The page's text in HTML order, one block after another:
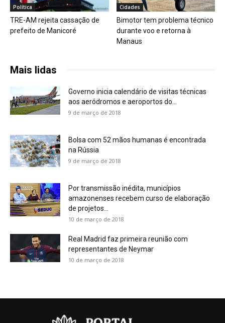
Política
TRE-AM rejeita cassação de
prefeito de Manicoré
Cidades
Bimotor tem problema técnico
durante voo e retorna à
Manaus
Mais lidas
Governo inicia calendário de visitas técnicas
aos aeródromos e aeroportos do...
9 de março de 2018
Bolsa com 52 mãos humanas é encontrada
na Rússia
9 de março de 2018
Por transmissão inédita, municípios
amazonenses recebem curso de elaboração
de projetos...
10 de março de 2018
Real Madrid faz primeira reunião com
representantes de Neymar
10 de março de 2018